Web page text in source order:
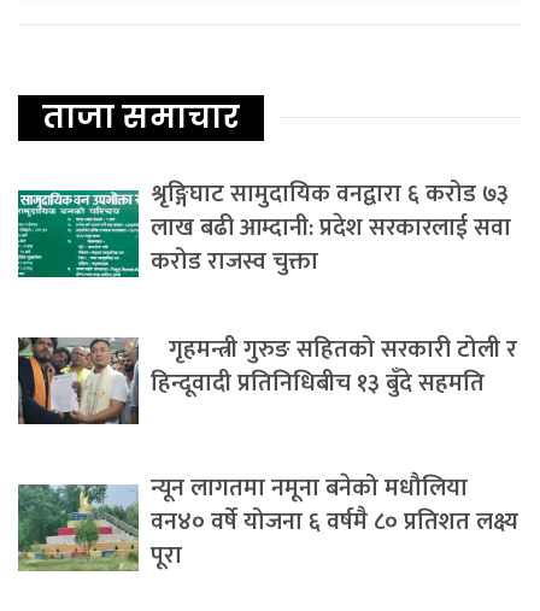
ताजा समाचार
श्रृङ्गिघाट सामुदायिक वनद्वारा ६ करोड ७३
लाख बढी आम्दानी: प्रदेश सरकारलाई सवा
करोड राजस्व चुक्ता
गृहमन्त्री गुरुङ सहितको सरकारी टोली र
हिन्दूवादी प्रतिनिधिबीच १३ बुँदे सहमति
न्यून लागतमा नमूना बनेको मधौलिया
वन४० वर्षे योजना ६ वर्षमै ८० प्रतिशत लक्ष्य
पूरा